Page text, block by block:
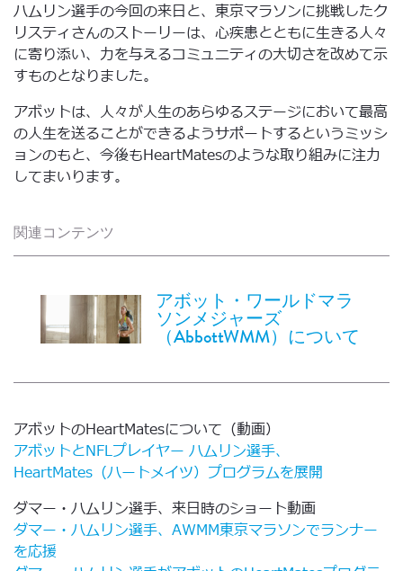
ハムリン選手の今回の来日と、東京マラソンに挑戦したク
リスティさんのストーリーは、心疾患とともに生きる人々
に寄り添い、力を与えるコミュニティの大切さを改めて示
すものとなりました。
アボットは、人々が人生のあらゆるステージにおいて最高
の人生を送ることができるようサポートするというミッシ
ョンのもと、今後もHeartMatesのような取り組みに注力
してまいります。
関連コンテンツ
アボット・ワールドマラ
ソンメジャーズ
（AbbottWMM）について
アボットのHeartMatesについて（動画）
アボットとNFLプレイヤー ハムリン選手、
HeartMates（ハートメイツ）プログラムを展開
ダマー・ハムリン選手、来日時のショート動画
ダマー・ハムリン選手、AWMM東京マラソンでランナー
を応援